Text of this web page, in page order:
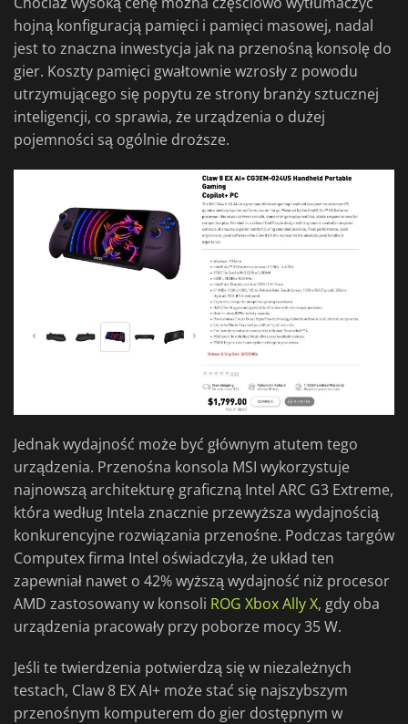
hojną konfiguracją pamięci i pamięci masowej, nadal
jest to znaczna inwestycja jak na przenośną konsolę do
gier. Koszty pamięci gwałtownie wzrosły z powodu
utrzymującego się popytu ze strony branży sztucznej
inteligencji, co sprawia, że urządzenia o dużej
pojemności są ogólnie droższe.
Jednak wydajność może być głównym atutem tego
urządzenia. Przenośna konsola MSI wykorzystuje
najnowszą architekturę graficzną Intel ARC G3 Extreme,
która według Intela znacznie przewyższa wydajnością
konkurencyjne rozwiązania przenośne. Podczas targów
Computex firma Intel oświadczyła, że układ ten
zapewniał nawet o 42% wyższą wydajność niż procesor
AMD zastosowany w konsoli ROG Xbox Ally X, gdy oba
urządzenia pracowały przy poborze mocy 35 W.
Jeśli te twierdzenia potwierdzą się w niezależnych
testach, Claw 8 EX AI+ może stać się najszybszym
przenośnym komputerem do gier dostępnym w